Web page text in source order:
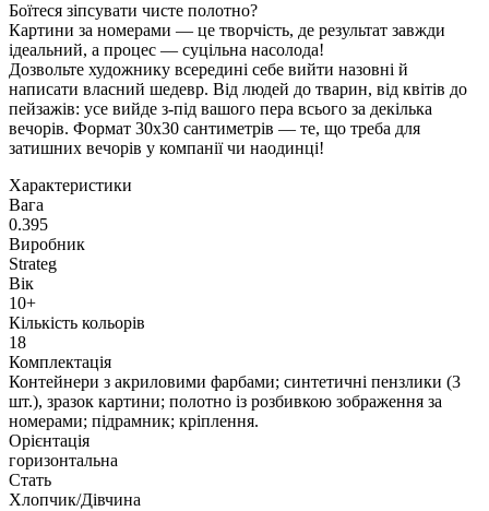
Боїтеся зіпсувати чисте полотно?
Картини за номерами — це творчість, де результат завжди
ідеальний, а процес — суцільна насолода!
Дозвольте художнику всередині себе вийти назовні й
написати власний шедевр. Від людей до тварин, від квітів до
пейзажів: усе вийде з-під вашого пера всього за декілька
вечорів. Формат 30х30 сантиметрів — те, що треба для
затишних вечорів у компанії чи наодинці!
Характеристики
Вага
0.395
Виробник
Strateg
Вік
10+
Кількість кольорів
18
Комплектація
Контейнери з акриловими фарбами; синтетичні пензлики (3
шт.), зразок картини; полотно із розбивкою зображення за
номерами; підрамник; кріплення.
Орієнтація
горизонтальна
Стать
Хлопчик/Дiвчина